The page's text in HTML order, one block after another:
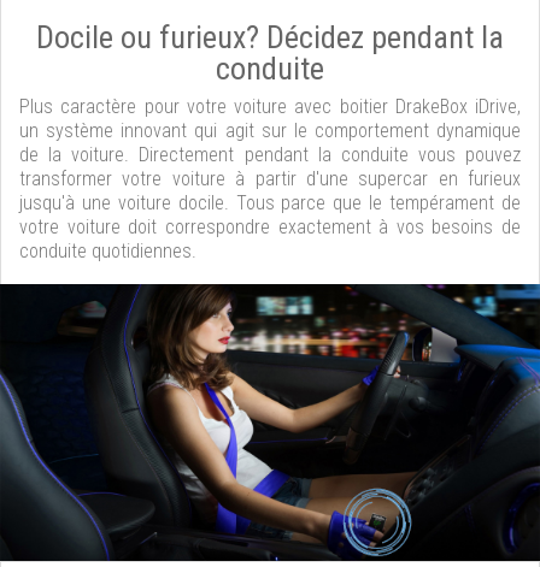
Docile ou furieux? Décidez pendant la
conduite
Plus caractère pour votre voiture avec boitier DrakeBox iDrive,
un système innovant qui agit sur le comportement dynamique
de la voiture. Directement pendant la conduite vous pouvez
transformer votre voiture à partir d'une supercar en furieux
jusqu'à une voiture docile. Tous parce que le tempérament de
votre voiture doit correspondre exactement à vos besoins de
conduite quotidiennes.